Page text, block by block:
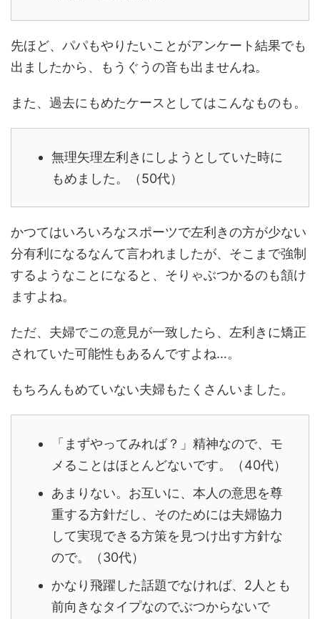
先ほど、パパもやりたいことがアンケート結果でも
出ましたから、もうぐうの音も出ませんね。
また、過去にもめたケースとしてはこんなものも。
無理矢理左利きにしようとしていた時に
もめました。（50代）
かつてはいろいろなスポーツで左利きの方が少ない
分有利になるなんて言われましたが、そこまで強制
するようなことになると、そりゃぶつかるのも頷け
ますよね。
ただ、夫婦でこの意見が一致したら、左利きに矯正
されていた可能性もあるんですよね…。
もちろんもめていない夫婦もたくさんいました。
「まずやってみれば？」精神なので、モ
メることはほとんどないです。（40代）
あまりない。お互いに、本人の意思を尊
重する方針だし、 そのためには夫婦協力
して実現できる方策を見つけ出す方針な
ので。（30代）
かなり飛躍した話題でなければ、2人とも
前向きなタイプなのでぶつからないで